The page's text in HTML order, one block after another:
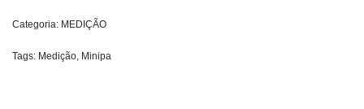
Categoria: MEDIÇÃO
Tags: Medição, Minipa